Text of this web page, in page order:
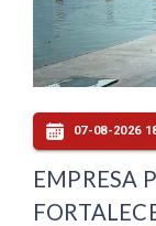
07-08-2026
EMPRESA